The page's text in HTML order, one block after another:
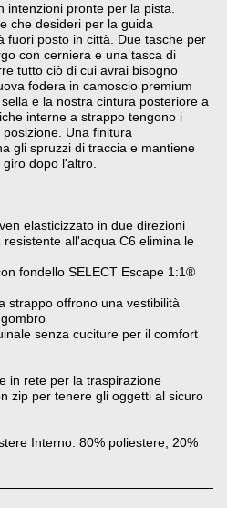
intenzioni pronte per la pista.
che desideri per la guida
fuori posto in città. Due tasche per
con cerniera e una tasca di
tutto ciò di cui avrai bisogno
fodera in camoscio premium
e la nostra cintura posteriore a
interne a strappo tengono i
Una finitura
gli spruzzi di traccia e mantiene
dopo l'altro.
elasticizzato in due direzioni
all'acqua C6 elimina le
fondello SELECT Escape 1:1®
strappo offrono una vestibilità
senza cuciture per il comfort
in rete per la traspirazione
zip per tenere gli oggetti al sicuro
Interno: 80% poliestere, 20%